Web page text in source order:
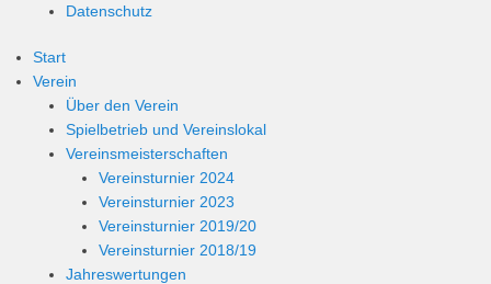
Datenschutz
Start
Verein
Über den Verein
Spielbetrieb und Vereinslokal
Vereinsmeisterschaften
Vereinsturnier 2024
Vereinsturnier 2023
Vereinsturnier 2019/20
Vereinsturnier 2018/19
Jahreswertungen